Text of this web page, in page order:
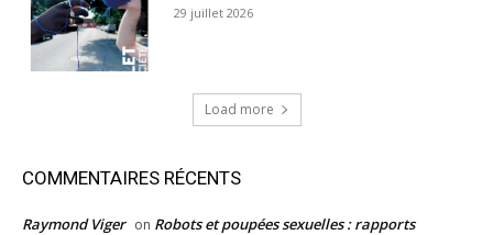
29 juillet 2026
Load more
COMMENTAIRES RÉCENTS
Raymond Viger on Robots et poupées sexuelles : rapports